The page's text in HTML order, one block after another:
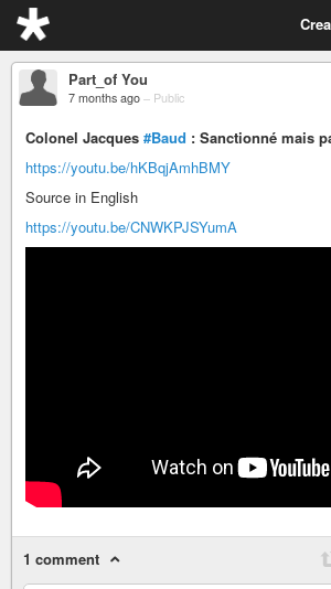
Part_of You
7 months ago – Public
Colonel Jacques #Baud : Sanctionné mais
https://youtu.be/hKBqjAmhBMY
Source in English
https://youtu.be/CNWKPJSYumA
1 comment